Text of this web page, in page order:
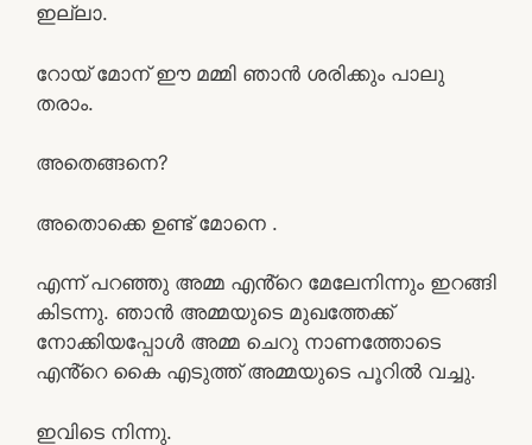
ഇല്ലാ.
റോയ് മോന് ഈ മമ്മി ഞാൻ ശരിക്കും പാലു
തരാം.
അതെങ്ങനെ?
അതൊക്കെ ഉണ്ട് മോനെ .
എന്ന് പറഞ്ഞു അമ്മ എൻ്റെ മേലേനിന്നും ഇറങ്ങി
കിടന്നു. ഞാൻ അമ്മയുടെ മുഖത്തേക്ക്
നോക്കിയപ്പോൾ അമ്മ ചെറു നാണത്തോടെ
എൻ്റെ കൈ എടുത്ത് അമ്മയുടെ പൂറിൽ വച്ചു.
ഇവിടെ നിന്നു.